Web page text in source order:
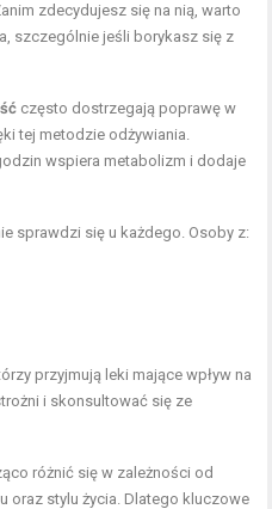
zdecydujesz się na nią, warto
szczególnie jeśli borykasz się z
często dostrzegają poprawę w
tej metodzie odżywiania.
wspiera metabolizm i dodaje
sprawdzi się u każdego. Osoby z:
przyjmują leki mające wpływ na
i skonsultować się ze
różnić się w zależności od
oraz stylu życia. Dlatego kluczowe